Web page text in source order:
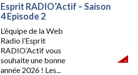
Esprit RADIO’Actif – Saison
4 Episode 2
L’équipe de la Web
Radio l’Esprit
RADIO’Actif vous
souhaite une bonne
année 2026 ! Les...